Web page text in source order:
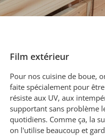
Film extérieur
Pour nos cuisine de boue,
faite spécialement pour
résiste aux UV, aux
supportant sans problème
quotidiens. Comme ça, la
on l'utilise beaucoup et